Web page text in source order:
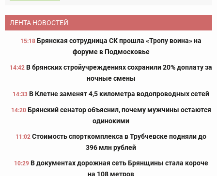
ЛЕНТА НОВОСТЕЙ
15:18 Брянская сотрудница СК прошла «Тропу воина» на
форуме в Подмосковье
14:42 В брянских стройучреждениях сохранили 20% доплату за
ночные смены
14:33 В Клетне заменят 4,5 километра водопроводных сетей
14:20 Брянский сенатор объяснил, почему мужчины остаются
одинокими
11:02 Стоимость спорткомплекса в Трубчевске подняли до
396 млн рублей
10:29 В документах дорожная сеть Брянщины стала короче
на 108 метров